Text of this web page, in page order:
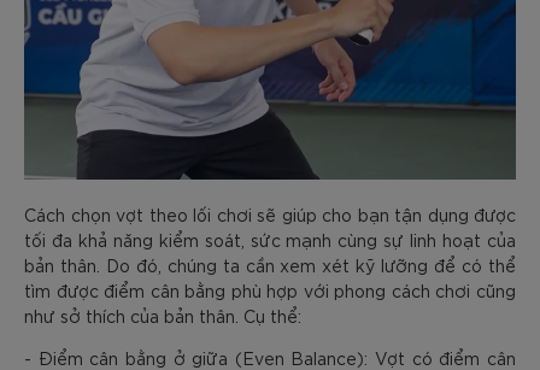
Cách chọn vợt theo lối chơi sẽ giúp cho bạn tận dụng được
tối đa khả năng kiểm soát, sức mạnh cùng sự linh hoạt của
bản thân. Do đó, chúng ta cần xem xét kỹ lưỡng để có thể
tìm được điểm cân bằng phù hợp với phong cách chơi cũng
như sở thích của bản thân. Cụ thể:
- Điểm cân bằng ở giữa (Even Balance): Vợt có điểm cân